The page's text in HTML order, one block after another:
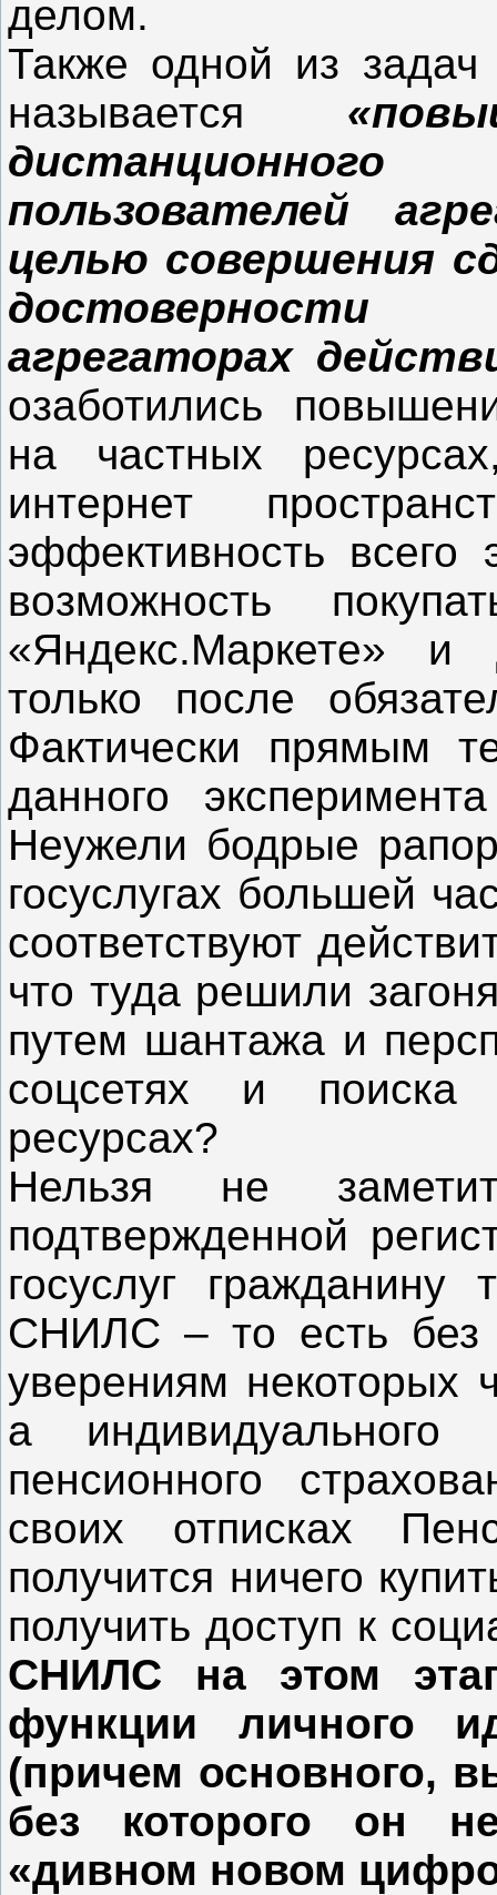
делом.
Также одной из задач
называется
пользователей
целью совершения
агрегаторах
озаботились
на частных
интернет
эффективность
возможность
«Яндекс.Маркете» и
только после
Фактически прямым
данного
Неужели бодрые
госуслугах большей
соответствуют
что туда решили
путем шантажа и
соцсетях и
ресурсах?
Нельзя не
подтвержденной
госуслуг гражданину
СНИЛС – то есть без
уверениям некоторых
а
пенсионного
своих отписках
получится ничего
получить доступ к
СНИЛС на этом
функции личного
(причем основного,
без которого он
«дивном новом